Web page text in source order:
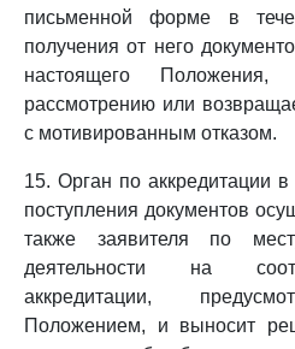
письменной форме в
получения от него
настоящего
рассмотрению или
с мотивированным отказом.
15. Орган по аккредитации
поступления документов
также заявителя по
деятельности на
аккредитации,
Положением, и выносит